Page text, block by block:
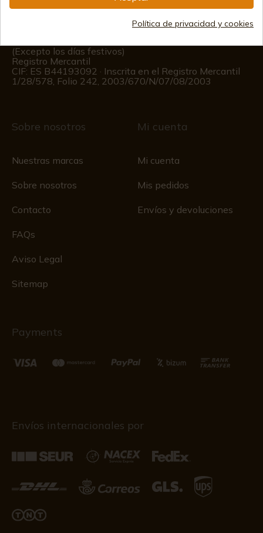
(+34)676 850 364
(Excepto los días festivos)
Registro Mercantil
CIF: ES B44193092 · Inscrita en el Registro Mercantil
1/28/578, Folio 242, 2003/670/N/07/08/2003
Sobre nosotros
Nuestras marcas
Sobre nosotros
Contacto
FAQs
Aviso Legal
Sitemap
Mi cuenta
Mi cuenta
Mis pedidos
Envíos y devoluciones
Payments
Envíos internacionales por
Política de privacidad y cookies